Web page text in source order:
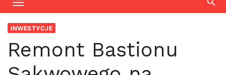
INWESTYCJE
Remont Bastionu